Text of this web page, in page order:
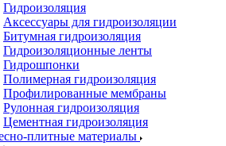
Гидроизоляция
Аксессуары для гидроизоляции
Битумная гидроизоляция
Гидроизоляционные ленты
Гидрошпонки
Полимерная гидроизоляция
Профилированные мембраны
Рулонная гидроизоляция
Цементная гидроизоляция
плитные материалы